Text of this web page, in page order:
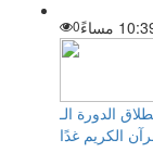
0
الدورة الـ